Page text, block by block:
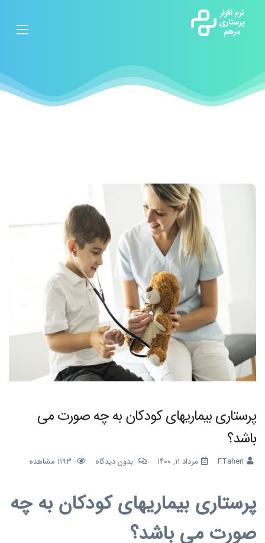
پرستاری بیماریهای کودکان به چه صورت می
باشد؟
FTaheri مرداد ۱۱, ۱۴۰۰ بدون دیدگاه مشاهده
پرستاری بیماریهای کودکان به چه
صورت می باشد؟